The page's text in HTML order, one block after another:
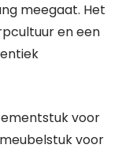
meegaat. Het
en een
voor
voor